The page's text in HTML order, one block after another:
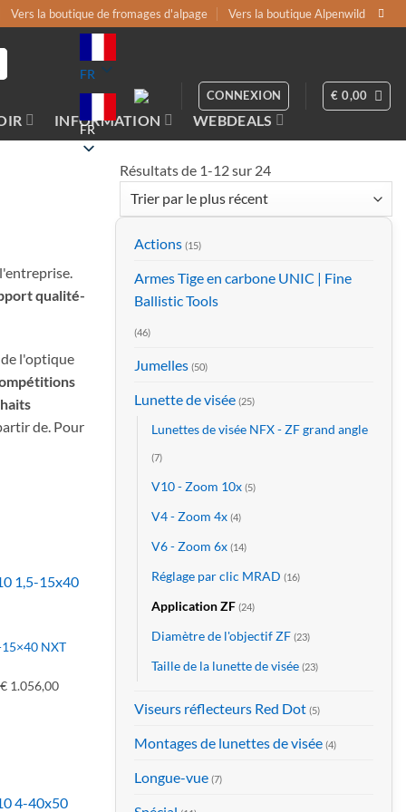
Vers la boutique de fromages d'alpage Vers la boutique Alpenwild
FR
FR
CONNEXION € 0,00
INFORMATION WEBDEALS
Résultats de 1-12 sur 24Classés
ordre
qualité-
l'optique
de. Pour
NXT
€ 1.056,00
Actions (15)
Armes Tige en carbone UNIC | Fine
Ballistic Tools
(46)
Jumelles (50)
Lunette de visée (25)
Lunettes de visée NFX - ZF grand angle
(7)
V10 - Zoom 10x (5)
V4 - Zoom 4x (4)
V6 - Zoom 6x (14)
Réglage par clic MRAD (16)
Application ZF (24)
Diamètre de l'objectif ZF (23)
Taille de la lunette de visée (23)
Viseurs réflecteurs Red Dot (5)
Montages de lunettes de visée (4)
Longue-vue (7)